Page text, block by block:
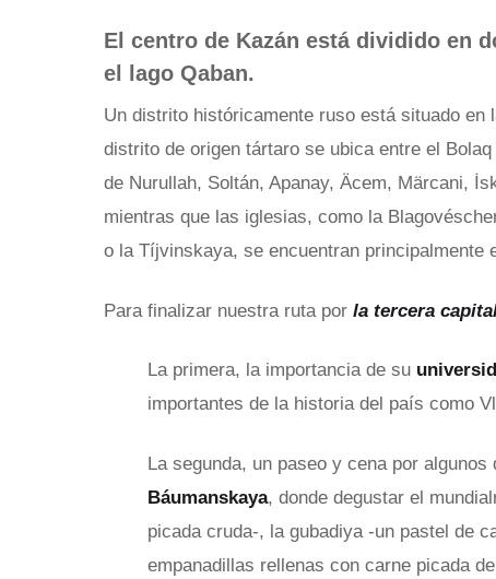
El centro de Kazán está dividido en
el lago Qaban.
Un distrito históricamente ruso está situado en
distrito de origen tártaro se ubica entre el
de Nurullah, Soltán, Apanay, Äcem, Märcani,
mientras que las iglesias, como la
o la Tíjvinskaya, se encuentran principalmente
Para finalizar nuestra ruta por la tercera
La primera, la importancia de su
importantes de la historia del país como
La segunda, un paseo y cena por
Báumanskaya, donde degustar el
picada cruda-, la gubadiya -un pastel de
empanadillas rellenas con carne picada